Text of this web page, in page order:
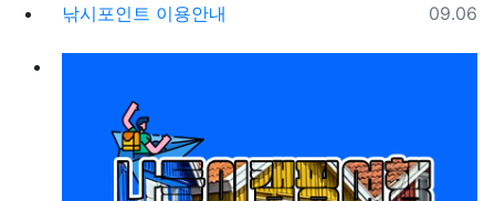
등록일
09.06
낚시포인트 이용안내